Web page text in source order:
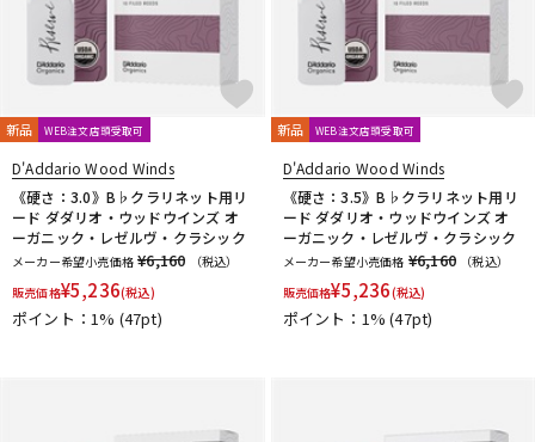
新品 WEB注文店頭受取可
D'Addario Wood Winds
《硬さ：3.0》B♭クラリネット用リ
ード ダダリオ・ウッドウインズ オ
ーガニック・レゼルヴ・クラシック
メーカー希望小売価格 ¥6,160
（税込）
販売価格¥5,236(税込)
ポイント：1% (47pt)
新品 WEB注文店頭受取可
D'Addario Wood Winds
《硬さ：3.5》B♭クラリネット用リ
ード ダダリオ・ウッドウインズ オ
ーガニック・レゼルヴ・クラシック
メーカー希望小売価格 ¥6,160
（税込）
販売価格¥5,236(税込)
ポイント：1%(47pt)